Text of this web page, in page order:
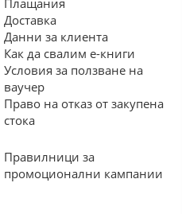
Плащания
Доставка
Данни за клиента
Как да свалим е-книги
Условия за ползване на
ваучер
Право на отказ от закупена
стока
Правилници за
промоционални кампании